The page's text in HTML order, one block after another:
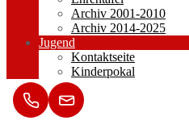
Archiv 2001-2010
Archiv 2014-2025
Jugend
Kontaktseite
Kinderpokal